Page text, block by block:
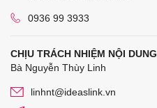
0936 99 3933
CHỊU TRÁCH NHIỆM NỘI DUNG
Bà Nguyễn Thùy Linh
linhnt@ideaslink.vn